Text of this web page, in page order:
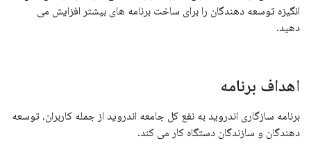
انگیزه توسعه دهندگان را برای ساخت برنامه های بیشتر افزایش می
دهید.
اهداف برنامه
برنامه سازگاری اندروید به نفع کل جامعه اندروید از جمله کاربران، توسعه
دهندگان و سازندگان دستگاه کار می کند.